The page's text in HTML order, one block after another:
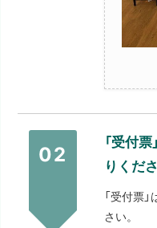
02
「受付
りくだ
「受付票
さい。